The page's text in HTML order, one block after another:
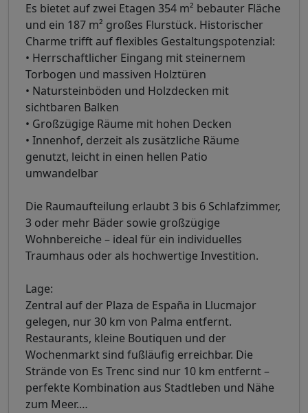
Es bietet auf zwei Etagen 354 m² bebauter Fläche
und ein 187 m² großes Flurstück. Historischer
Charme trifft auf flexibles Gestaltungspotenzial:
• Herrschaftlicher Eingang mit steinernem
Torbogen und massiven Holztüren
• Natursteinböden und Holzdecken mit
sichtbaren Balken
• Großzügige Räume mit hohen Decken
• Innenhof, derzeit als zusätzliche Räume
genutzt, leicht in einen hellen Patio
umwandelbar
Die Raumaufteilung erlaubt 3 bis 6 Schlafzimmer,
3 oder mehr Bäder sowie großzügige
Wohnbereiche – ideal für ein individuelles
Traumhaus oder als hochwertige Investition.
Lage:
Zentral auf der Plaza de España in Llucmajor
gelegen, nur 30 km von Palma entfernt.
Restaurants, kleine Boutiquen und der
Wochenmarkt sind fußläufig erreichbar. Die
Strände von Es Trenc sind nur 10 km entfernt –
perfekte Kombination aus Stadtleben und Nähe
zum Meer.…